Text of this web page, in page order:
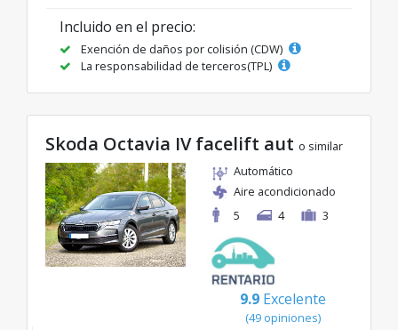
Incluido en el precio:
Exención de daños por colisión (CDW)
La responsabilidad de terceros(TPL)
Skoda Octavia IV facelift aut o similar
Automático
Aire acondicionado
5
4 3
9.9 Excelente
(49 opiniones)